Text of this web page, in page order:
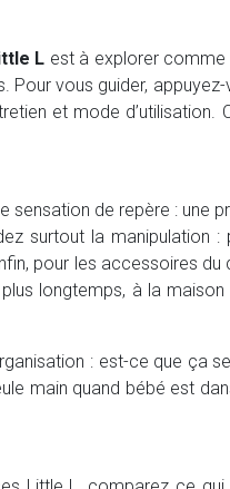
L est à explorer comme
Pour vous guider,
et mode d’utilisation.
de repère : une
surtout la manipulation :
pour les accessoires du
longtemps, à la
: est-ce que ça
main quand bébé est